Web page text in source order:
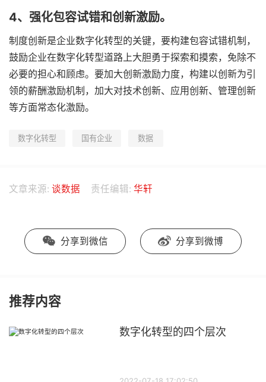
4、强化包容试错和创新激励。
制度创新是企业数字化转型的关键，要构建包容试错机制，
鼓励企业在数字化转型道路上大胆勇于探索和摸索，免除不
必要的担心和顾虑。要加大创新激励力度，构建以创新为引
领的薪酬激励机制，加大对技术创新、应用创新、管理创新
等方面常态化激励。
数字化转型 国有企业 数据
文章来源: 谈数据 责任编辑: 华轩
分享到微信 分享到微博
推荐内容
数字化转型的四个层次